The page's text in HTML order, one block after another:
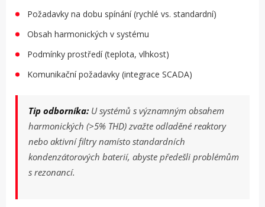
Požadavky na dobu spínání (rychlé vs. standardní)
Obsah harmonických v systému
Podmínky prostředí (teplota, vlhkost)
Komunikační požadavky (integrace SCADA)
Tip odborníka: U systémů s významným obsahem
harmonických (>5% THD) zvažte odladěné reaktory
nebo aktivní filtry namísto standardních
kondenzátorových baterií, abyste předešli problémům
s rezonancí.